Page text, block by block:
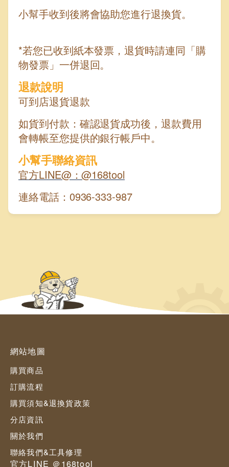
小幫手收到後將會協助您進行退換貨。
*若您已收到紙本發票，退貨時請連同「購
物發票」一併退回。
退款說明
可到店退貨退款
如貨到付款：確認退貨成功後，退款費用
會轉帳至您提供的銀行帳戶中。
小幫手聯絡資訊
官方LINE@：@168tool
連絡電話：0936-333-987
網站地圖
購買商品
訂購流程
購買須知&退換貨政策
分店資訊
關於我們
聯絡我們&工具修理
官方LINE ＠168tool